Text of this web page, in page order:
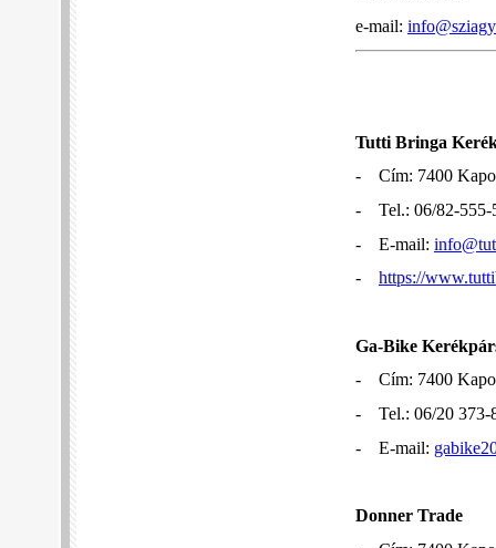
e-mail:
Tutti Bringa
- Cím: 7400
- Tel.: 06/82-555-
- E-mail:
- https://
Ga-Bike
- Cím: 7400
- Tel.: 06/20 373-
- E-mail:
Donner Trade